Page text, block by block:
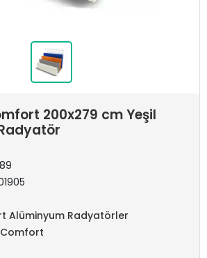
200x279 cm Yeşil
Alüminyum Radyatörler
Comfort